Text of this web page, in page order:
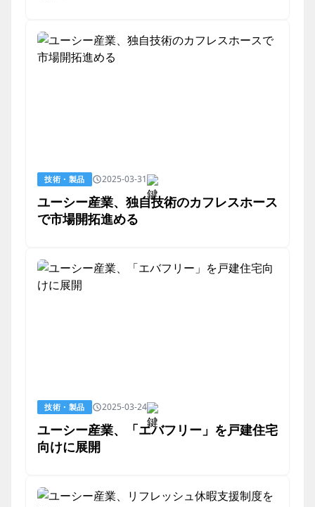
技術・製品 2025-03-31
ユーシー産業、独自技術のカフレスホース
で市場開拓進める
技術・製品 2025-03-24
ユーシー産業、「エバフリー」を戸建住宅
向けに展開